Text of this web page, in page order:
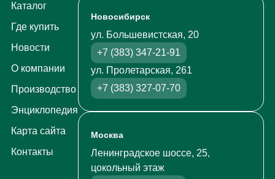
Каталог
Где купить
Новости
О компании
Производство
Энциклопедия
Карта сайта
Контакты
Новосибирск
ул. Большевистская, 20
+7 (383) 347-21-91
ул. Пролетарская, 261
+7 (383) 327-07-70
Москва
Ленинградское шоссе, 25,
цокольный этаж